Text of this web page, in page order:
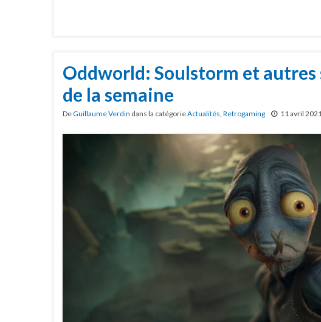
Oddworld: Soulstorm et
de la semaine
DeGuillaume Verdin dans la catégorieActualités, Retrogaming 11 avril